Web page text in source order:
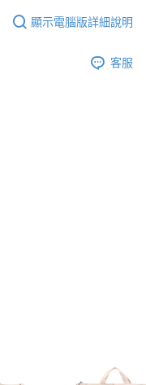
顯示電腦版詳細說明
客服